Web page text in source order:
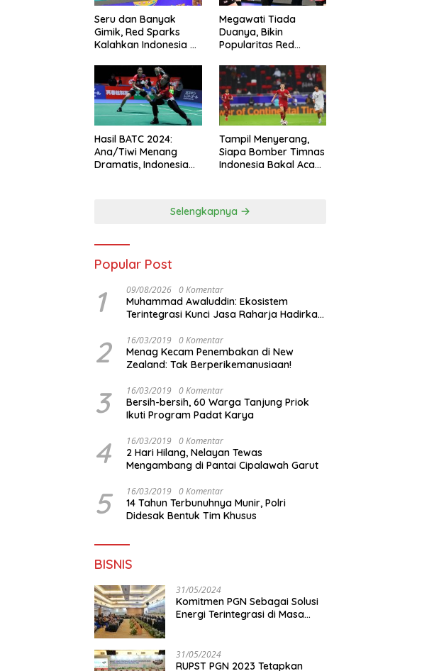
Seru dan Banyak
Gimik, Red Sparks
Kalahkan Indonesia All
Megawati Tiada
Duanya, Bikin
Popularitas Red
Hasil BATC 2024:
Ana/Tiwi Menang
Dramatis, Indonesia
Tampil Menyerang,
Siapa Bomber Timnas
Indonesia Bakal Acak-
Selengkapnya
Popular Post
1 09/08/2026 0 Komentar
Muhammad Awaluddin: Ekosistem
Terintegrasi Kunci Jasa Raharja Hadirkan
2 16/03/2019 0 Komentar
Menag Kecam Penembakan di New
Zealand: Tak Berperikemanusiaan!
3 16/03/2019 0 Komentar
Bersih-bersih, 60 Warga Tanjung Priok
Ikuti Program Padat Karya
4 16/03/2019 0 Komentar
2 Hari Hilang, Nelayan Tewas
Mengambang di Pantai Cipalawah Garut
5 16/03/2019 0 Komentar
14 Tahun Terbunuhnya Munir, Polri
Didesak Bentuk Tim Khusus
BISNIS
31/05/2024
Komitmen PGN Sebagai Solusi
Energi Terintegrasi di Masa
31/05/2024
RUPST PGN 2023 Tetapkan